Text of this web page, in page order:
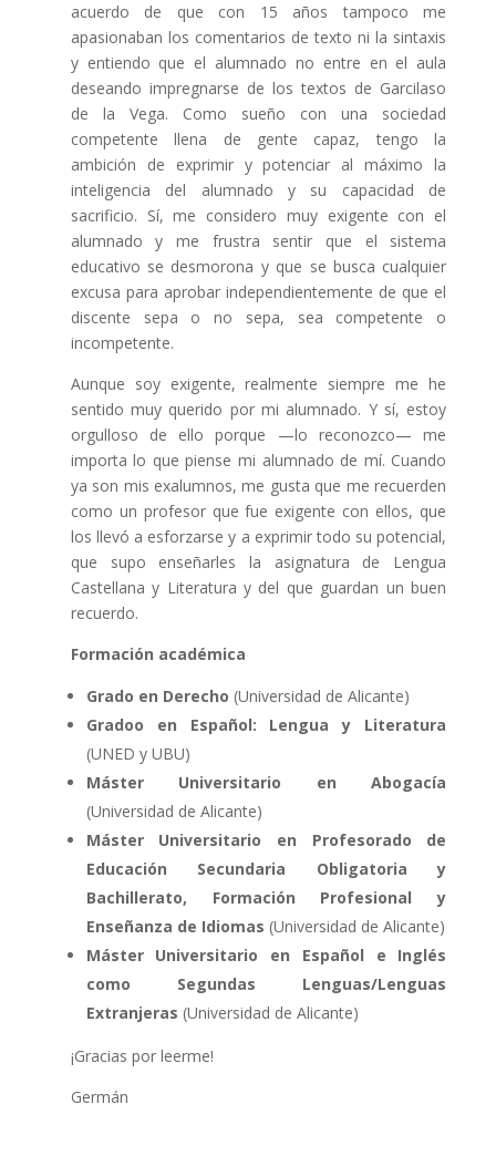
acuerdo de que con 15 años tampoco me
apasionaban los comentarios de texto ni la sintaxis
y entiendo que el alumnado no entre en el aula
deseando impregnarse de los textos de Garcilaso
de la Vega. Como sueño con una sociedad
competente llena de gente capaz, tengo la
ambición de exprimir y potenciar al máximo la
inteligencia del alumnado y su capacidad de
sacrificio. Sí, me considero muy exigente con el
alumnado y me frustra sentir que el sistema
educativo se desmorona y que se busca cualquier
excusa para aprobar independientemente de que el
discente sepa o no sepa, sea competente o
incompetente.
Aunque soy exigente, realmente siempre me he
sentido muy querido por mi alumnado. Y sí, estoy
orgulloso de ello porque —lo reconozco— me
importa lo que piense mi alumnado de mí. Cuando
ya son mis exalumnos, me gusta que me recuerden
como un profesor que fue exigente con ellos, que
los llevó a esforzarse y a exprimir todo su potencial,
que supo enseñarles la asignatura de Lengua
Castellana y Literatura y del que guardan un buen
recuerdo.
Formación académica
Grado en Derecho (Universidad de Alicante)
Gradoo en Español: Lengua y Literatura
(UNED y UBU)
Máster Universitario en Abogacía
(Universidad de Alicante)
Máster Universitario en Profesorado de
Educación Secundaria Obligatoria y
Bachillerato, Formación Profesional y
Enseñanza de Idiomas (Universidad de Alicante)
Máster Universitario en Español e Inglés
como Segundas Lenguas/Lenguas
Extranjeras (Universidad de Alicante)
¡Gracias por leerme!
Germán